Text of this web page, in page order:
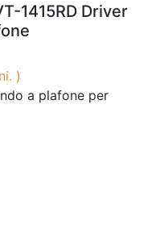
1415RD Driver
)
a plafone per